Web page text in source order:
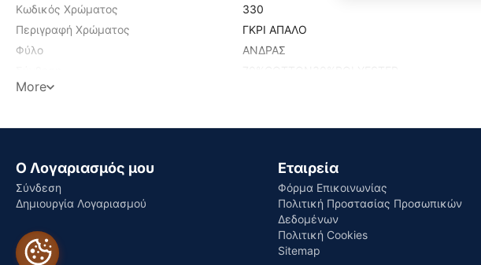
Κωδικός Χρώματος
330
Περιγραφή Χρώματος
ΓΚΡΙ ΑΠΑΛΟ
Φύλο
ΑΝΔΡΑΣ
More
Ο Λογαριασμός μου
Σύνδεση
Δημιουργία Λογαριασμού
Εταιρεία
Φόρμα Επικοινωνίας
Πολιτική Προστασίας Προσωπικών
Δεδομένων
Πολιτική Cookies
Sitemap